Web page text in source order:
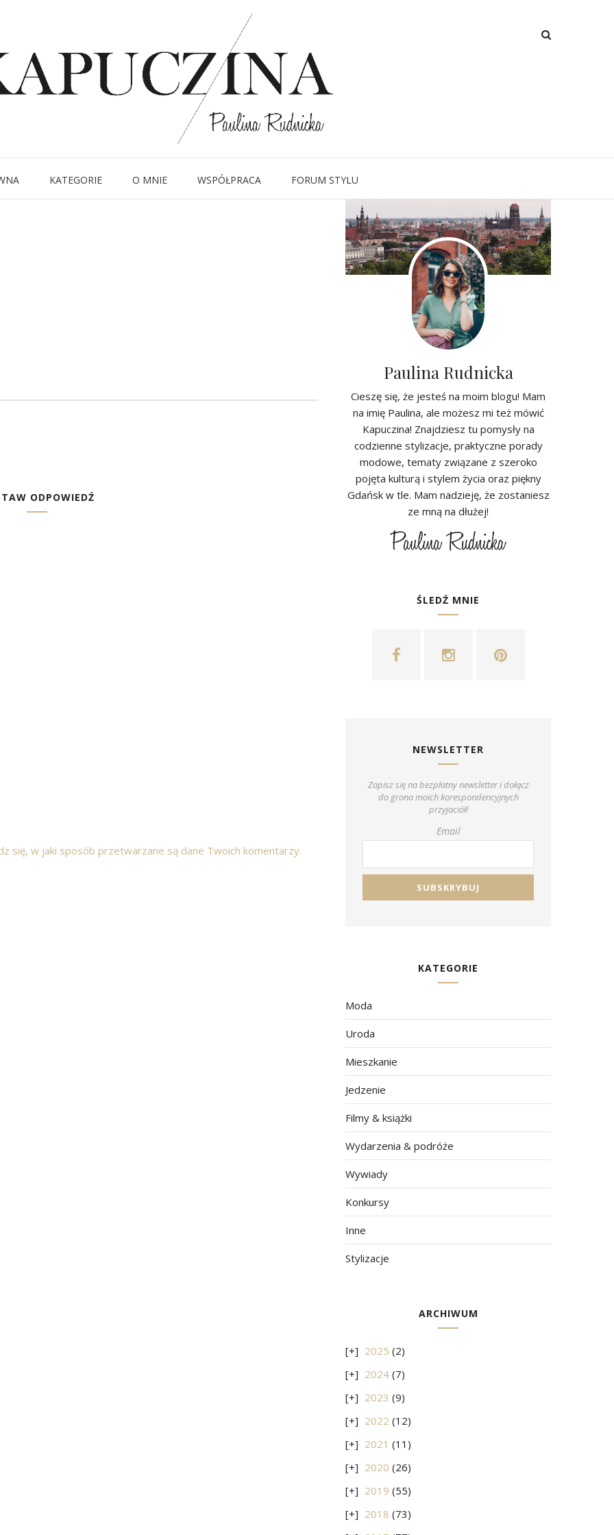
KATEGORIE O MNIE WSPÓŁPRACA FORUM STYLU
DSC_1892
Written byKapuczina in
ODPOWIEDŹ
się, w jaki sposób przetwarzane są dane Twoich komentarzy.
Paulina Rudnicka
Cieszę się, że jesteś na moim blogu! Mam
na imię Paulina, ale możesz mi też mówić
Kapuczina! Znajdziesz tu pomysły na
codzienne stylizacje, praktyczne porady
modowe, tematy związane z szeroko
pojęta kulturą i stylem życia oraz piękny
Gdańsk w tle. Mam nadzieję, że zostaniesz
ze mną na dłużej!
ŚLEDŹ MNIE
NEWSLETTER
Zapisz się na bezpłatny newsletter i dołącz
do grona moich korespondencyjnych
przyjaciół!
Email
KATEGORIE
Moda
Uroda
Mieszkanie
Jedzenie
Filmy & książki
Wydarzenia & podróże
Wywiady
Konkursy
Inne
Stylizacje
ARCHIWUM
2025 (2)
2024 (7)
2023 (9)
2022 (12)
2021 (11)
2020 (26)
2019 (55)
2018 (73)